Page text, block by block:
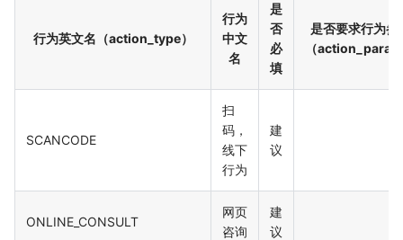
行为英文名（action_type）
行为
中文
名
是
否
必
填
是否要求行为参
（
SCANCODE
扫
码，
线下
行为
建
议
ONLINE_CONSULT
网页
咨询
建
议